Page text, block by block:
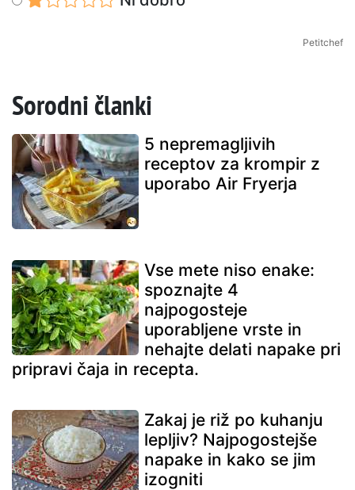
Petitchef
Sorodni članki
5 nepremagljivih
receptov za krompir z
uporabo Air Fryerja
Vse mete niso enake:
spoznajte 4
najpogosteje
uporabljene vrste in
nehajte delati napake pri
pripravi čaja in recepta.
Zakaj je riž po kuhanju
lepljiv? Najpogostejše
napake in kako se jim
izogniti